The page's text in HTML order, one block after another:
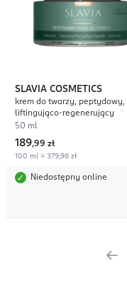
SLAVIA COSMETICS
krem do twarzy, peptydowy,
liftingująco-regenerujący
50 ml
189,99 zł
100 ml = 379,98 zł
Niedostępny online